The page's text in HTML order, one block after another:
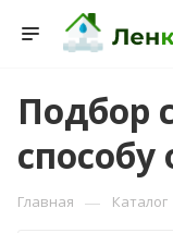
Подбор
Главная — Каталог